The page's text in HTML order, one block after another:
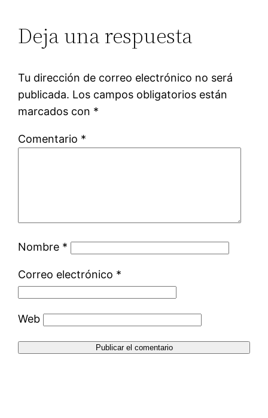
Deja una respuesta
Tu dirección de correo electrónico no será
publicada. Los campos obligatorios están
marcados con *
Comentario *
Nombre *
Correo electrónico *
Web